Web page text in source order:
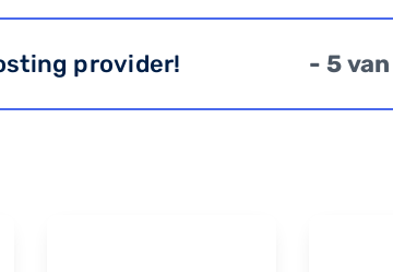
provider! - 5